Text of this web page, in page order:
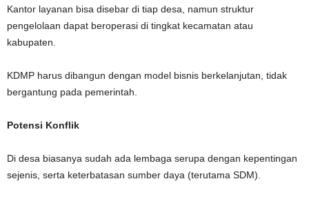
Kantor layanan bisa disebar di tiap desa, namun struktur
pengelolaan dapat beroperasi di tingkat kecamatan atau
kabupaten.
KDMP harus dibangun dengan model bisnis berkelanjutan, tidak
bergantung pada pemerintah.
Potensi Konflik
Di desa biasanya sudah ada lembaga serupa dengan kepentingan
sejenis, serta keterbatasan sumber daya (terutama SDM).